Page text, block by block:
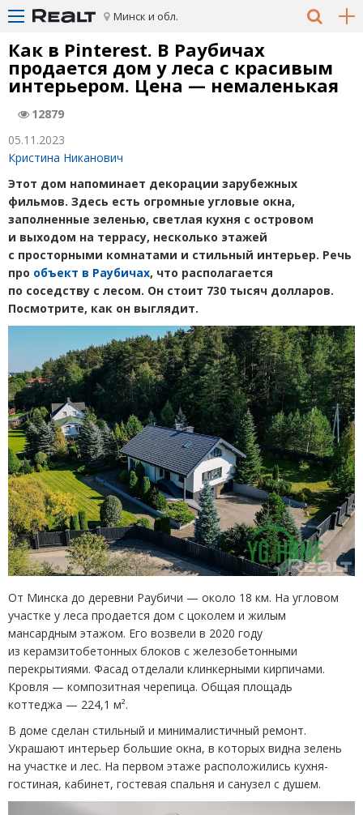
Минск и обл.
Как в Pinterest. В Раубичах
продается дом у леса с красивым
интерьером. Цена — немаленькая
12879
05.11.2023
Кристина Никанович
Этот дом напоминает декорации зарубежных
фильмов. Здесь есть огромные угловые окна,
заполненные зеленью, светлая кухня с островом
и выходом на террасу, несколько этажей
с просторными комнатами и стильный интерьер. Речь
про объект в Раубичах, что располагается
по соседству с лесом. Он стоит 730 тысяч долларов.
Посмотрите, как он выглядит.
От Минска до деревни Раубичи — около 18 км. На угловом
участке у леса продается дом с цоколем и жилым
мансардным этажом. Его возвели в 2020 году
из керамзитобетонных блоков с железобетонными
перекрытиями. Фасад отделали клинкерными кирпичами.
Кровля — композитная черепица. Общая площадь
коттеджа — 224,1 м².
В доме сделан стильный и минималистичный ремонт.
Украшают интерьер большие окна, в которых видна зелень
на участке и лес. На первом этаже расположились кухня-
гостиная, кабинет, гостевая спальня и санузел с душем.